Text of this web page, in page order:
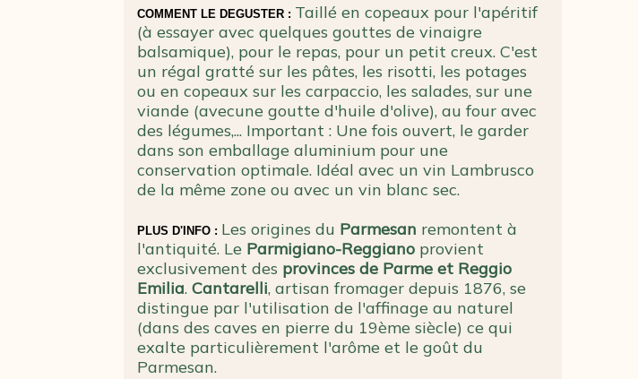
COMMENT LE DEGUSTER : Taillé en copeaux pour l'apéritif
(à essayer avec quelques gouttes de vinaigre
balsamique), pour le repas, pour un petit creux. C'est
un régal gratté sur les pâtes, les risotti, les potages
ou en copeaux sur les carpaccio, les salades, sur une
viande (avecune goutte d'huile d'olive), au four avec
des légumes,... Important : Une fois ouvert, le garder
dans son emballage aluminium pour une
conservation optimale. Idéal avec un vin Lambrusco
de la même zone ou avec un vin blanc sec.
PLUS D'INFO : Les origines du Parmesan remontent à
l'antiquité. Le Parmigiano-Reggianoprovient
exclusivement des provinces de Parme et Reggio
Emilia. Cantarelli, artisan fromager depuis 1876, se
distingue par l'utilisation de l'affinage au naturel
(dans des caves en pierre du 19ème siècle) ce qui
exalte particulièrement l'arôme et le goût du
Parmesan.